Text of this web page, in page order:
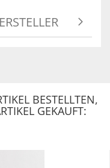
BESTELLTEN,
GEKAUFT: